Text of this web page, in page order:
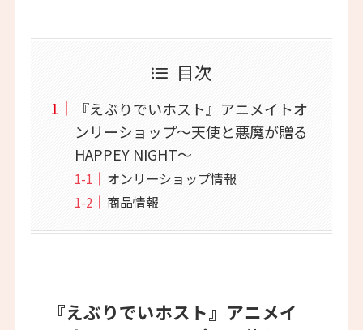
目次
『えぶりでいホスト』アニメイトオ
ンリーショップ〜天使と悪魔が贈る
HAPPEY NIGHT〜
オンリーショップ情報
商品情報
『えぶりでいホスト』アニメイ